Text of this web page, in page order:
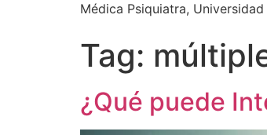
Médica Psiquiatra,
Tag:
¿Qué puede